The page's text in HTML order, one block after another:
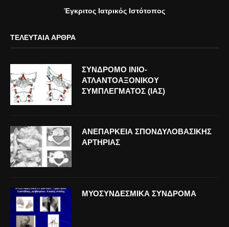
Έγκριτος Ιατρικός Ιστότοπος
ΤΕΛΕΥΤΑΊΑ ΆΡΘΡΑ
ΣΥΝΔΡΟΜΟ ΙΝΙΟ-
ΑΤΛΑΝΤΟΑΞΟΝΙΚΟΥ
ΣΥΜΠΛΕΓΜΑΤΟΣ (ΙΑΣ)
ΑΝΕΠΑΡΚΕΙΑ ΣΠΟΝΔΥΛΟΒΑΣΙΚΗΣ
ΑΡΤΗΡΙΑΣ
ΜΥΟΣΥΝΔΕΣΜΙΚΑ ΣΥΝΔΡΟΜΑ